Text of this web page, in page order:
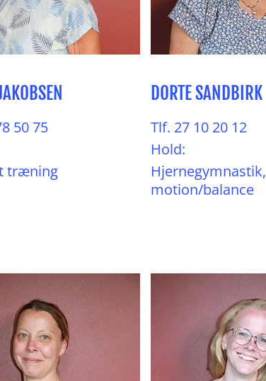
50 75
træning
DORTE SANDBIRK
Tlf. 27 10 20 12
Hold:
Hjernegymnastik,
motion/balance